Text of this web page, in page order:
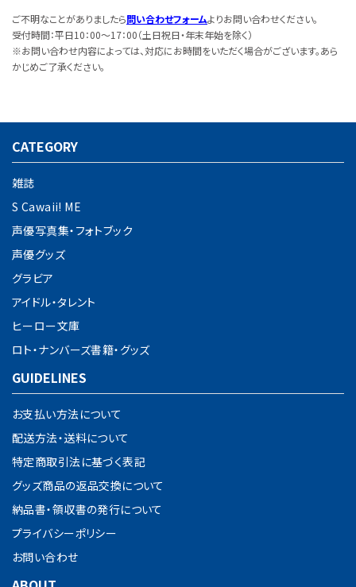
ご不明なことがありましたら問い合わせフォームよりお問い合わせください。
受付時間：平日10：00～17：00（土日祝日・年末年始を除く）
※お問い合わせ内容によっては、対応にお時間をいただく場合がございます。あら
かじめご了承ください。
CATEGORY
雑誌
S Cawaii! ME
声優写真集・フォトブック
声優グッズ
グラビア
アイドル・タレント
ヒーロー文庫
ロト・ナンバーズ書籍・グッズ
GUIDELINES
お支払い方法について
配送方法・送料について
特定商取引法に基づく表記
グッズ商品の返品交換について
納品書・領収書の発行について
プライバシーポリシー
お問い合わせ